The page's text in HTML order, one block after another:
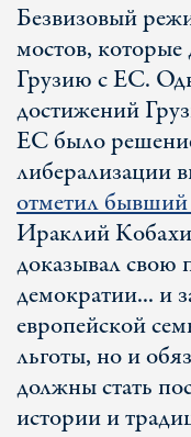
Безвизовый
мостов,
Грузию с ЕС.
достижений
ЕС было
либерализации
отметил бывший
Ираклий
доказывал свою
демократии... и
европейской
льготы, но и
должны стать
истории и